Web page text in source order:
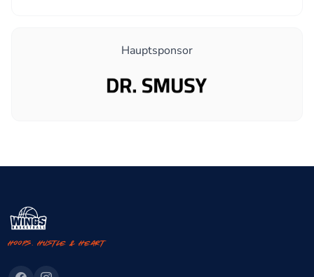
Hauptsponsor
Hoops. Hustle & Heart